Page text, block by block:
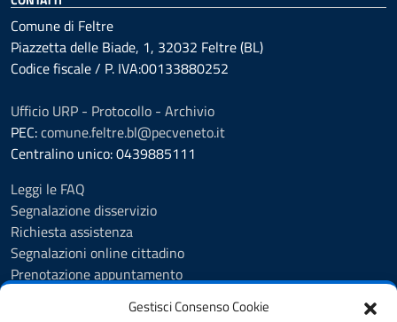
Gestisci Consenso Cookie
Comune di Feltre
Piazzetta delle Biade, 1, 32032 Feltre (BL)
Codice fiscale / P. IVA:00133880252
Ufficio URP - Protocollo - Archivio
PEC:comune.feltre.bl@pecveneto.it
Centralino unico: 0439885111
Leggi le FAQ
Segnalazione disservizio
Richiesta assistenza
Segnalazioni online cittadino
Prenotazione appuntamento